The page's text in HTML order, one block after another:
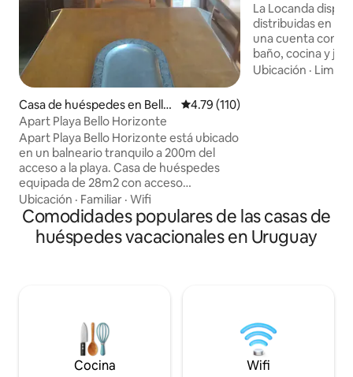
Casa de huéspedes en Bello
Horizonte
Calificación promedio: 4.79 de
4.79 (110)
Apart Playa Bello Horizonte
Apart Playa Bello Horizonte está ubicado
en un balneario tranquilo a 200m del
acceso a la playa. Casa de huéspedes
equipada de 28m2 con acceso
independiente y 200m2 de parque de
uso exclusivo. Estacionamiento en el
frente. Consta de monambiente estar-
comedor-dormitorio, con cama
32" con Chromecast. Ducha y parrilla
Ubicación · Familiar · Wifi
La Locanda
distribuidas en un
una cuenta con
baño, cocina y
estufa a leña. Ubicada en una zona
Ubicación ·
Comodidades populares de las casas de
huéspedes vacacionales en Uruguay
Cocina Wifi